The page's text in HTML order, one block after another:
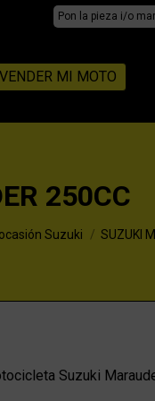
Search:
VENDER MI MOTO
250CC
Suzuki SUZUKI
Suzuki